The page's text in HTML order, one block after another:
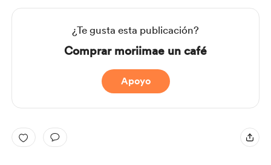
¿Te gusta esta publicación?
Comprar moriimae un café
Apoyo